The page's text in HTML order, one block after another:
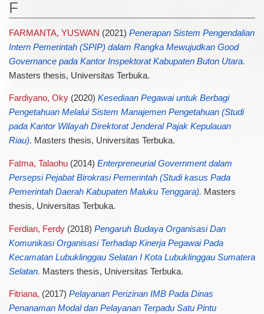
F
FARMANTA, YUSWAN (2021) Penerapan Sistem Pengendalian
Intern Pemerintah (SPIP) dalam Rangka Mewujudkan Good
Governance pada Kantor Inspektorat Kabupaten Buton Utara.
Masters thesis, Universitas Terbuka.
Fardiyano, Oky(2020) Kesediaan Pegawai untuk Berbagi
Pengetahuan Melalui Sistem Manajemen Pengetahuan (Studi
pada Kantor Wilayah Direktorat Jenderal Pajak Kepulauan
Riau). Masters thesis, Universitas Terbuka.
Fatma, Talaohu(2014) Enterpreneurial Government dalam
Persepsi Pejabat Birokrasi Pemerintah (Studi kasus Pada
Pemerintah Daerah Kabupaten Maluku Tenggara). Masters
thesis, Universitas Terbuka.
Ferdian, Ferdy(2018) Pengaruh Budaya Organisasi Dan
Komunikasi Organisasi Terhadap Kinerja Pegawai Pada
Kecamatan Lubuklinggau Selatan I Kota Lubuklinggau Sumatera
Selatan. Masters thesis, Universitas Terbuka.
Fitriana, (2017) Pelayanan Perizinan IMB Pada Dinas
Penanaman Modal dan Pelayanan Terpadu Satu Pintu